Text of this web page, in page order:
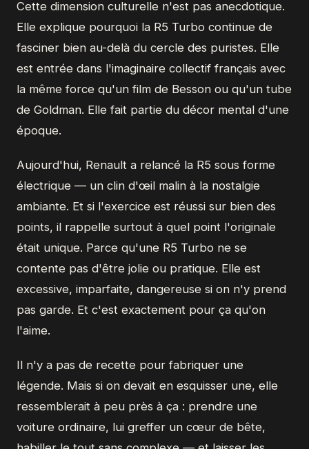
Cette dimension culturelle n'est pas anecdotique.
Elle explique pourquoi la R5 Turbo continue de
fasciner bien au-delà du cercle des puristes. Elle
est entrée dans l'imaginaire collectif français avec
la même force qu'un film de Besson ou qu'un tube
de Goldman. Elle fait partie du décor mental d'une
époque.
Aujourd'hui, Renault a relancé la R5 sous forme
électrique — un clin d'œil malin à la nostalgie
ambiante. Et si l'exercice est réussi sur bien des
points, il rappelle surtout à quel point l'originale
était unique. Parce qu'une R5 Turbo ne se
contente pas d'être jolie ou pratique. Elle est
excessive, imparfaite, dangereuse si on n'y prend
pas garde. Et c'est exactement pour ça qu'on
l'aime.
Il n'y a pas de recette pour fabriquer une
légende. Mais si on devait en esquisser une, elle
ressemblerait à peu près à ça : prendre une
voiture ordinaire, lui greffer un cœur de bête,